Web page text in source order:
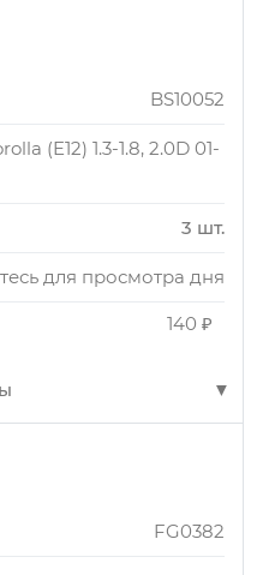
BS10052
(E12) 1.3-1.8, 2.0D 01-
3 шт.
для просмотра дня
140 ₽
FG0382